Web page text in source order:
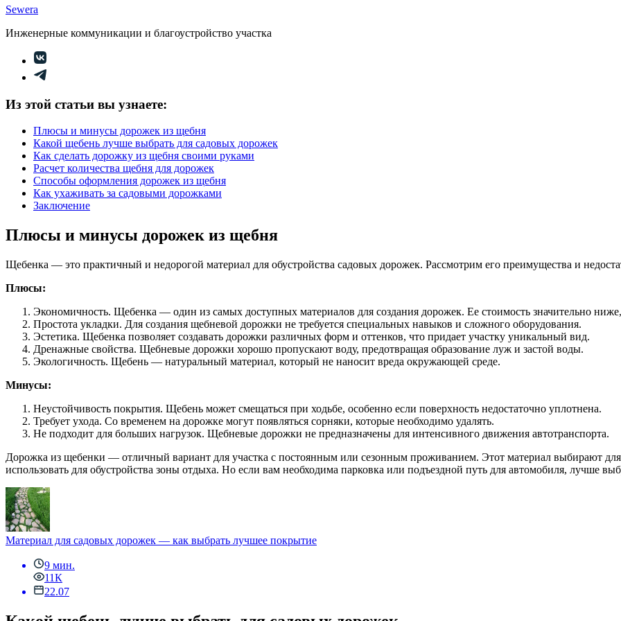
Sewera
Инженерные коммуникации и благоустройство участка
Из этой статьи вы узнаете:
Плюсы и минусы дорожек из щебня
Какой щебень лучше выбрать для садовых дорожек
Как сделать дорожку из щебня своими руками
Расчет количества щебня для дорожек
Способы оформления дорожек из щебня
Как ухаживать за садовыми дорожками
Заключение
Плюсы и минусы дорожек из щебня
Щебенка — это практичный и недорогой материал для обустройства садовых дорожек. Рассмотрим его преимущества и
Плюсы:
Экономичность. Щебенка — один из самых доступных материалов для создания дорожек. Ее стоимость значительно
Простота укладки. Для создания щебневой дорожки не требуется специальных навыков и сложного оборудования.
Эстетика. Щебенка позволяет создавать дорожки различных форм и оттенков, что придает участку уникальный вид.
Дренажные свойства. Щебневые дорожки хорошо пропускают воду, предотвращая образование луж и застой воды.
Экологичность. Щебень — натуральный материал, который не наносит вреда окружающей среде.
Минусы:
Неустойчивость покрытия. Щебень может смещаться при ходьбе, особенно если поверхность недостаточно уплотнена.
Требует ухода. Со временем на дорожке могут появляться сорняки, которые необходимо удалять.
Не подходит для больших нагрузок. Щебневые дорожки не предназначены для интенсивного движения автотранспорта.
Дорожка из щебенки — отличный вариант для участка с постоянным или сезонным проживанием. Этот материал выбирают
использовать для обустройства зоны отдыха. Но если вам необходима парковка или подъездной путь для автомобиля, лучше
Материал для садовых дорожек — как выбрать лучшее покрытие
9 мин.
11К
22.07